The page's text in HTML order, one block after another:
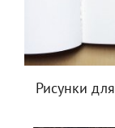
Рисунки